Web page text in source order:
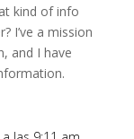
kind of info
I’ve a mission
and I have